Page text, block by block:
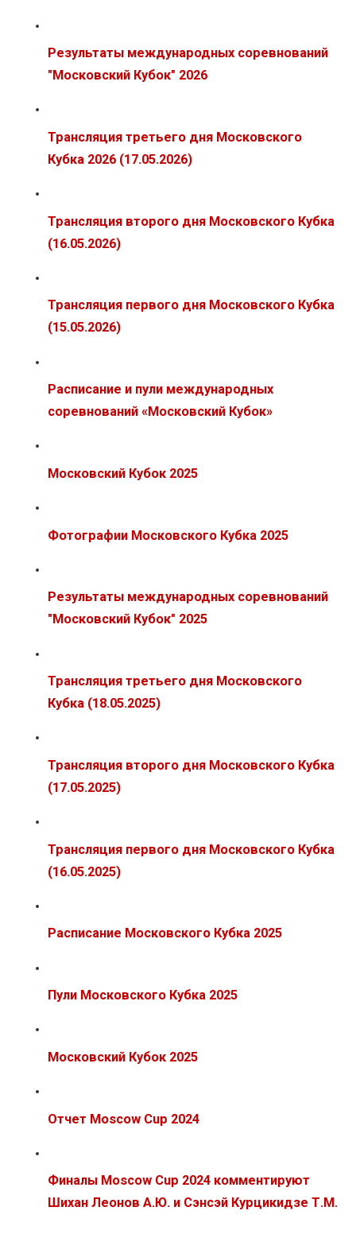
Результаты международных соревнований
"Московский Кубок" 2026
Трансляция третьего дня Московского
Кубка 2026 (17.05.2026)
Трансляция второго дня Московского Кубка
(16.05.2026)
Трансляция первого дня Московского Кубка
(15.05.2026)
Расписание и пули международных
соревнований «Московский Кубок»
Московский Кубок 2025
Фотографии Московского Кубка 2025
Результаты международных соревнований
"Московский Кубок" 2025
Трансляция третьего дня Московского
Кубка (18.05.2025)
Трансляция второго дня Московского Кубка
(17.05.2025)
Трансляция первого дня Московского Кубка
(16.05.2025)
Расписание Московского Кубка 2025
Пули Московского Кубка 2025
Московский Кубок 2025
Отчет Moscow Cup 2024
Финалы Moscow Cup 2024 комментируют
Шихан Леонов А.Ю. и Сэнсэй Курцикидзе Т.М.